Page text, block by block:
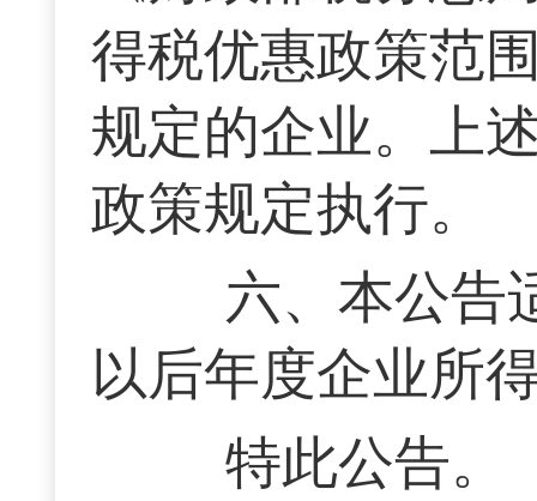
得税优惠政策范
规定的企业。上
政策规定执行。
六、本公告
以后年度企业所
特此公告。